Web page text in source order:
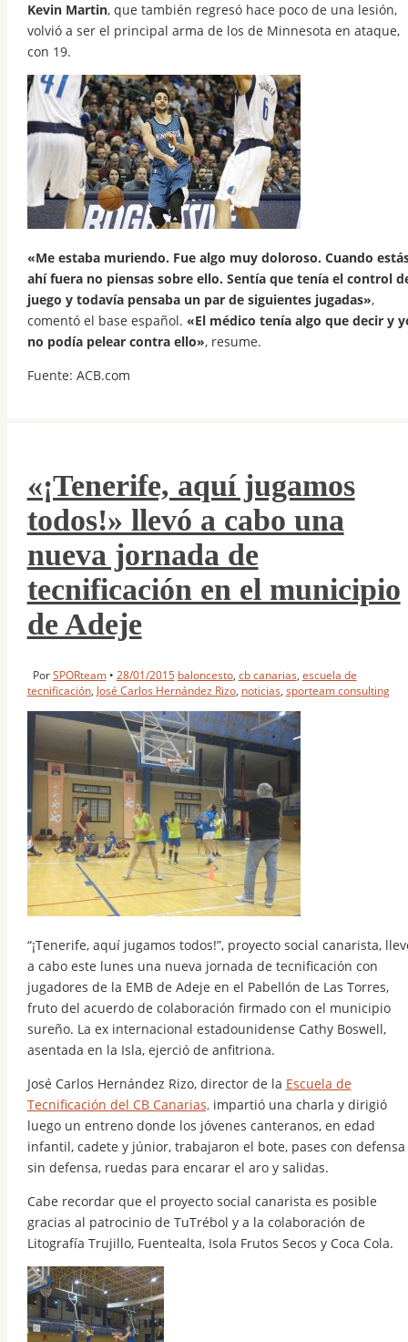
Kevin Martin, que también regresó hace poco de una lesión,
volvió a ser el principal arma de los de Minnesota en ataque,
con 19.
«Me estaba muriendo. Fue algo muy doloroso. Cuando
ahí fuera no piensas sobre ello. Sentía que tenía el control
juego y todavía pensaba un par de siguientes jugadas»,
comentó el base español. «El médico tenía algo que decir y
no podía pelear contra ello», resume.
Fuente: ACB.com
«¡Tenerife, aquí jugamos
todos!» llevó a cabo una
nueva jornada de
tecnificación en el municipio
de Adeje
PorSPORteam • 28/01/2015 baloncesto, cb canarias, escuela de
tecnificación, José Carlos Hernández Rizo, noticias, sporteam consulting
“¡Tenerife, aquí jugamos todos!”, proyecto social canarista,
a cabo este lunes una nueva jornada de tecnificación con
jugadores de la EMB de Adeje en el Pabellón de Las Torres,
fruto del acuerdo de colaboración firmado con el municipio
sureño. La ex internacional estadounidense Cathy Boswell,
asentada en la Isla, ejerció de anfitriona.
José Carlos Hernández Rizo, director de la Escuela de
Tecnificación del CB Canarias,impartió una charla y dirigió
luego un entreno donde los jóvenes canteranos, en edad
infantil, cadete y júnior, trabajaron el bote, pases con defensa
sin defensa, ruedas para encarar el aro y salidas.
Cabe recordar que el proyecto social canarista es posible
gracias al patrocinio de TuTrébol y a la colaboración de
Litografía Trujillo, Fuentealta, Isola Frutos Secos y Coca Cola.